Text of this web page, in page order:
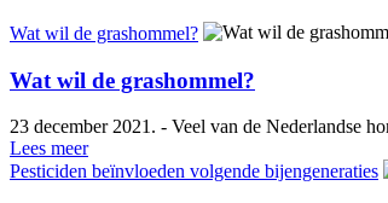
Wat wil de grashommel?
Wat wil de grashommel?
23 december 2021. - Veel van de Nederlandse
Lees meer
Pesticiden beïnvloeden volgende bijengeneraties